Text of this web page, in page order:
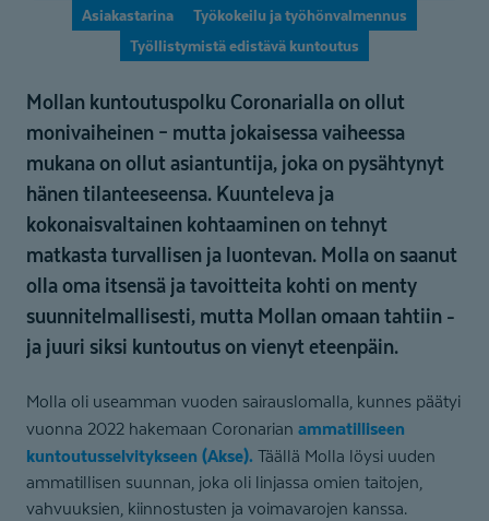
Asiakastarina
Työkokeilu ja työhönvalmennus
Työllistymistä edistävä kuntoutus
Mollan kuntoutuspolku Coronarialla on ollut
monivaiheinen – mutta jokaisessa vaiheessa
mukana on ollut asiantuntija, joka on pysähtynyt
hänen tilanteeseensa. Kuunteleva ja
kokonaisvaltainen kohtaaminen on tehnyt
matkasta turvallisen ja luontevan. Molla on saanut
olla oma itsensä ja tavoitteita kohti on menty
suunnitelmallisesti, mutta Mollan omaan tahtiin -
ja juuri siksi kuntoutus on vienyt eteenpäin.
Molla oli useamman vuoden sairauslomalla, kunnes päätyi
vuonna 2022 hakemaan Coronarian ammatilliseen
kuntoutusselvitykseen (Akse). Täällä Molla löysi uuden
ammatillisen suunnan, joka oli linjassa omien taitojen,
vahvuuksien, kiinnostusten ja voimavarojen kanssa.